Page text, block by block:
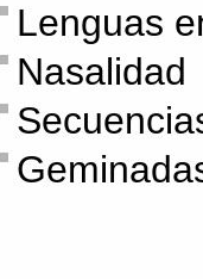
Lenguas
Nasalidad